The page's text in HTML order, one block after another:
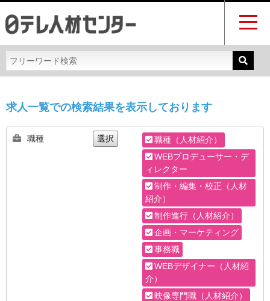
求人一覧での検索結果を表示しております
職種 選択
職種（人材紹介）
WEBプロデューサー・デ
ィレクター
制作・編集・校正（人材
紹介）
制作進行（人材紹介）
企画・マーケティング
事務職
WEBデザイナー（人材紹
介）
映像専門職（人材紹介）